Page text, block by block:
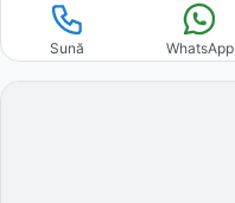
Sună WhatsApp